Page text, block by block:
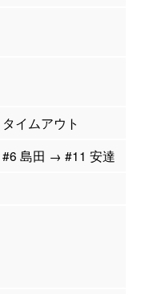
タイムアウト
#6 島田 → #11 安達